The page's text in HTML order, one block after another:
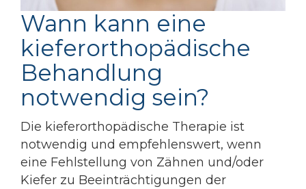
Wann kann eine
kieferorthopädische
Behandlung
notwendig sein?
Die kieferorthopädische Therapie ist
notwendig und empfehlenswert, wenn
eine Fehlstellung von Zähnen und/oder
Kiefer zu Beeinträchtigungen der